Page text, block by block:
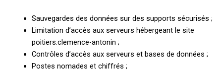
Sauvegardes des données sur des supports sécurisés ;
Limitation d’accès aux serveurs hébergeant le site
poitiers.clemence-antonin ;
Contrôles d’accès aux serveurs et bases de données ;
Postes nomades et chiffrés ;